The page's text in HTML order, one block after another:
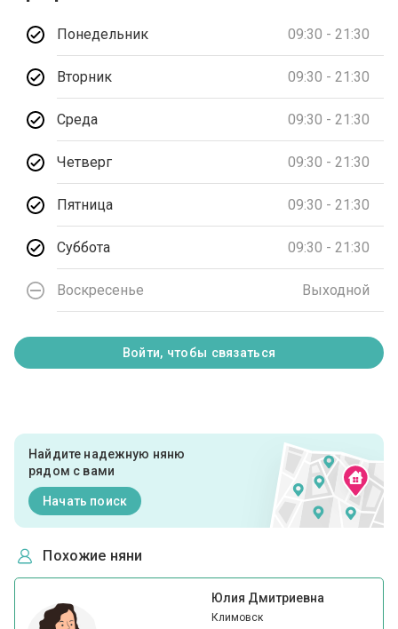
Понедельник 09:30 - 21:30
Вторник 09:30 - 21:30
Среда 09:30 - 21:30
Четверг 09:30 - 21:30
Пятница 09:30 - 21:30
Суббота 09:30 - 21:30
Воскресенье Выходной
Войти, чтобы связаться
Найдите надежную няню
рядом с вами
Начать поиск
Похожие няни
Юлия Дмитриевна
Климовск